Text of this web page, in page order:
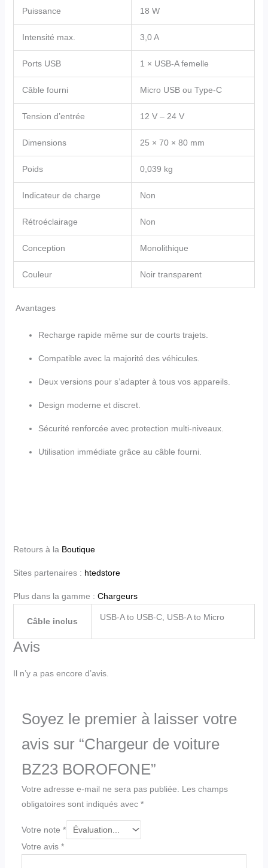
Puissance 18 W
Intensité max. 3,0 A
Ports USB 1 × USB-A femelle
Câble fourni Micro USB ou Type-C
Tension d’entrée 12 V – 24 V
Dimensions 25 × 70 × 80 mm
Poids 0,039 kg
Indicateur de charge Non
Rétroéclairage Non
Conception Monolithique
Couleur Noir transparent
Avantages
Recharge rapide même sur de courts trajets.
Compatible avec la majorité des véhicules.
Deux versions pour s’adapter à tous vos appareils.
Design moderne et discret.
Sécurité renforcée avec protection multi-niveaux.
Utilisation immédiate grâce au câble fourni.
Retours à la Boutique
Sites partenaires : htedstore
Plus dans la gamme : Chargeurs
Câble inclus USB-A to USB-C, USB-A to Micro
Avis
Il n’y a pas encore d’avis.
Soyez le premier à laisser votre
avis sur “Chargeur de voiture
BZ23 BOROFONE”
Votre adresse e-mail ne sera pas publiée. Les champs
obligatoires sont indiqués avec *
Votre note *
Votre avis *